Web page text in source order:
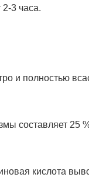
3 часа.
и полностью
составляет 25
кислота